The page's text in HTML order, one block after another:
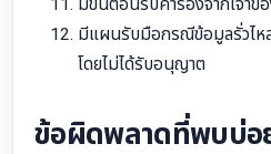
มีขั้นตอนรับคำร้องจากเจ้าข
มีแผนรับมือกรณีข้อมูลรั่วไห
โดยไม่ได้รับอนุญาต
ข้อผิดพลาดที่พบบ่อ